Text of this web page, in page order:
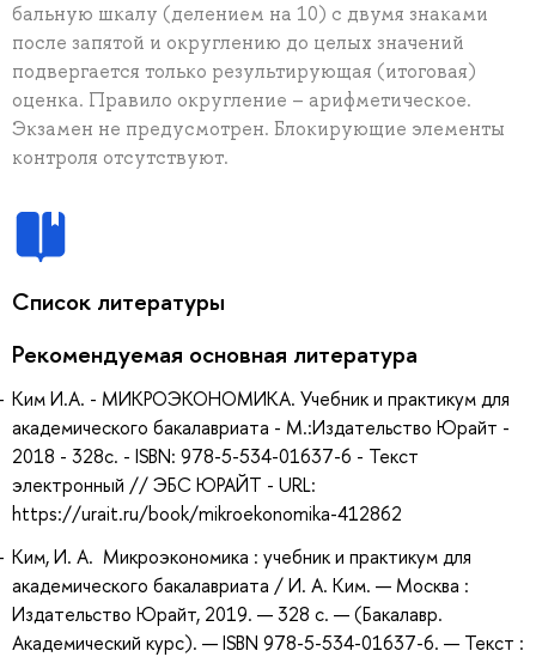
бальную шкалу (делением на 10) с двумя знаками
после запятой и округлению до целых значений
подвергается только результирующая (итоговая)
оценка. Правило округление – арифметическое.
Экзамен не предусмотрен. Блокирующие элементы
контроля отсутствуют.
Список литературы
Рекомендуемая основная литература
Ким И.А. - МИКРОЭКОНОМИКА. Учебник и практикум для
академического бакалавриата - М.:Издательство Юрайт -
2018 - 328с. - ISBN: 978-5-534-01637-6 - Текст
электронный // ЭБС ЮРАЙТ - URL:
https://urait.ru/book/mikroekonomika-412862
Ким, И. А. Микроэкономика : учебник и практикум для
академического бакалавриата / И. А. Ким. — Москва :
Издательство Юрайт, 2019. — 328 с. — (Бакалавр.
Академический курс). — ISBN 978-5-534-01637-6. — Текст :